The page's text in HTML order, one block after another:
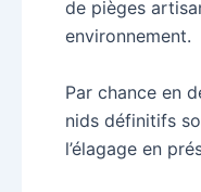
de pièges
environnement.
Par chance en
nids définitifs
l’élagage en